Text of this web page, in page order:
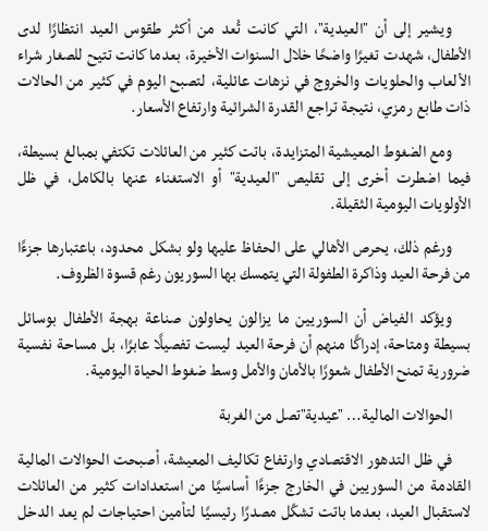
ويشير إلى أن "العيدية"، التي كانت تُعد من أكثر طقوس العيد انتظارًا لدى
الأطفال، شهدت تغيرًا واضحًا خلال السنوات الأخيرة، بعدما كانت تتيح للصغار شراء
الألعاب والحلويات والخروج في نزهات عائلية، لتصبح اليوم في كثير من الحالات
ذات طابع رمزي، نتيجة تراجع القدرة الشرائية وارتفاع الأسعار.
ومع الضغوط المعيشية المتزايدة، باتت كثير من العائلات تكتفي بمبالغ بسيطة،
فيما اضطرت أخرى إلى تقليص "العيدية" أو الاستغناء عنها بالكامل، في ظل
الأولويات اليومية الثقيلة.
ورغم ذلك، يحرص الأهالي على الحفاظ عليها ولو بشكل محدود، باعتبارها جزءًا
من فرحة العيد وذاكرة الطفولة التي يتمسك بها السوريون رغم قسوة الظروف.
ويؤكد الفياض أن السوريين ما يزالون يحاولون صناعة بهجة الأطفال بوسائل
بسيطة ومتاحة، إدراكًا منهم أن فرحة العيد ليست تفصيلًا عابرًا، بل مساحة نفسية
ضرورية تمنح الأطفال شعورًا بالأمان والأمل وسط ضغوط الحياة اليومية.
الحوالات المالية… "عيدية"تصل من الغربة
في ظل التدهور الاقتصادي وارتفاع تكاليف المعيشة، أصبحت الحوالات المالية
القادمة من السوريين في الخارج جزءًا أساسيًا من استعدادات كثير من العائلات
لاستقبال العيد، بعدما باتت تشكّل مصدرًا رئيسيًا لتأمين احتياجات لم يعد الدخل